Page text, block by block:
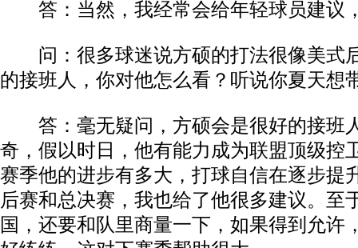
答：当然，我经常会给年轻球员建议
问：很多球迷说方硕的打法很像美式
的接班人，你对他怎么看？听说你夏天想
答：毫无疑问，方硕会是很好的接班
奇，假以时日，他有能力成为联盟顶级控
赛季他的进步有多大，打球自信在逐步提
后赛和总决赛，我也给了他很多建议。至
国，还要和队里商量一下，如果得到允许